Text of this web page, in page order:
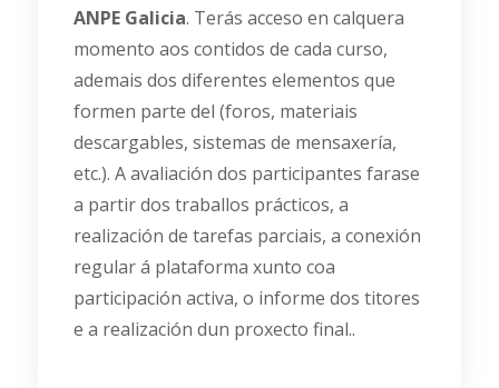
ANPE Galicia. Terás acceso en calquera
momento aos contidos de cada curso,
ademais dos diferentes elementos que
formen parte del (foros, materiais
descargables, sistemas de mensaxería,
etc.). A avaliación dos participantes farase
a partir dos traballos prácticos, a
realización de tarefas parciais, a conexión
regular á plataforma xunto coa
participación activa, o informe dos titores
e a realización dun proxecto final..